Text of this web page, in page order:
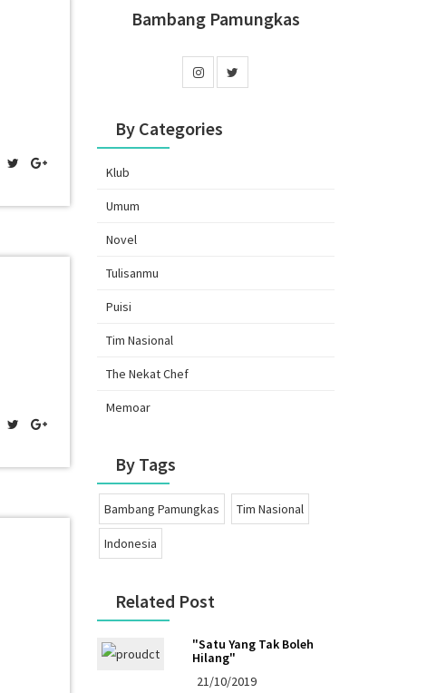
Bambang Pamungkas
By Categories
Klub
Umum
Novel
Tulisanmu
Puisi
Tim Nasional
The Nekat Chef
Memoar
By Tags
Bambang Pamungkas Tim Nasional
Indonesia
Related Post
"Satu Yang Tak Boleh
Hilang"
21/10/2019